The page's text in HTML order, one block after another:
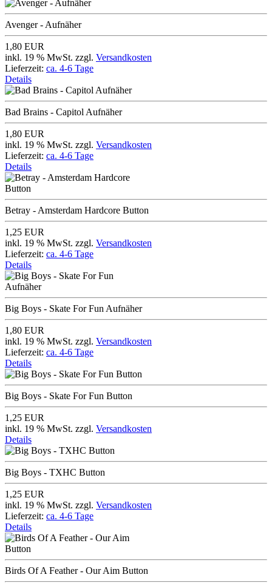
Avenger - Aufnäher
1,80 EUR
inkl. 19 % MwSt. zzgl. Versandkosten
Lieferzeit: ca. 4-6 Tage
Details
Bad Brains - Capitol Aufnäher
1,80 EUR
inkl. 19 % MwSt. zzgl. Versandkosten
Lieferzeit: ca. 4-6 Tage
Details
Betray - Amsterdam Hardcore Button
1,25 EUR
inkl. 19 % MwSt. zzgl. Versandkosten
Lieferzeit: ca. 4-6 Tage
Details
Big Boys - Skate For Fun Aufnäher
1,80 EUR
inkl. 19 % MwSt. zzgl. Versandkosten
Lieferzeit: ca. 4-6 Tage
Details
Big Boys - Skate For Fun Button
1,25 EUR
inkl. 19 % MwSt. zzgl. Versandkosten
Details
Big Boys - TXHC Button
1,25 EUR
inkl. 19 % MwSt. zzgl. Versandkosten
Lieferzeit: ca. 4-6 Tage
Details
Birds Of A Feather - Our Aim Button